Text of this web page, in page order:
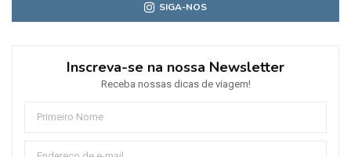
SIGA-NOS
Inscreva-se na nossa Newsletter
Receba nossas dicas de viagem!